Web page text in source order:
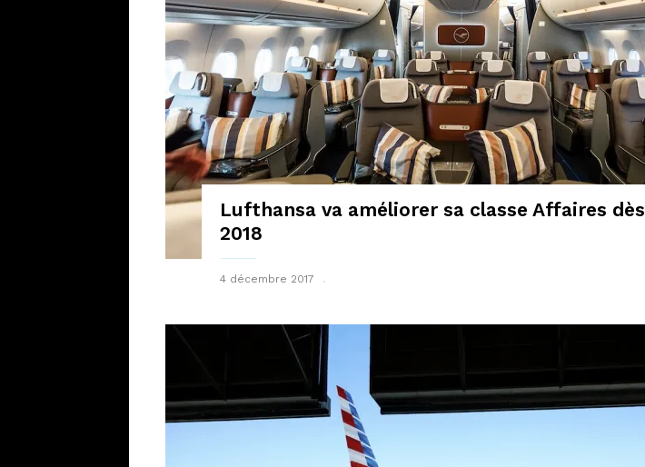
Lufthansa va améliorer sa classe Affaires dès
2018
4 décembre 2017